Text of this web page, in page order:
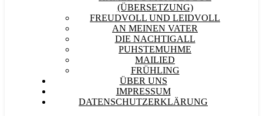
(ÜBERSETZUNG)
FREUDVOLL UND LEIDVOLL
AN MEINEN VATER
DIE NACHTIGALL
PUHSTEMUHME
MAILIED
FRÜHLING
ÜBER UNS
IMPRESSUM
DATENSCHUTZERKLÄRUNG